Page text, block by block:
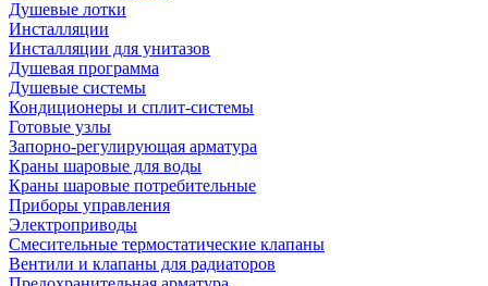
Душевые лотки
Инсталляции
Инсталляции для унитазов
Душевая программа
Душевые системы
Кондиционеры и сплит-системы
Готовые узлы
Запорно-регулирующая арматура
Краны шаровые для воды
Краны шаровые потребительные
Приборы управления
Электроприводы
Смесительные термостатические клапаны
Вентили и клапаны для радиаторов